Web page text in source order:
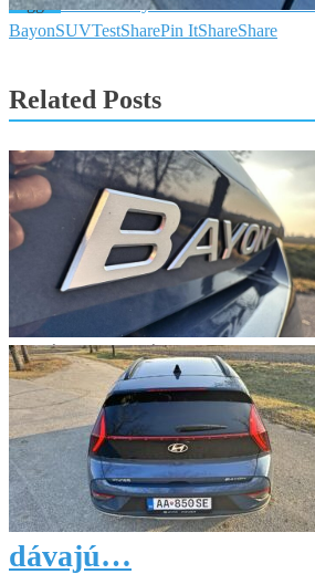
Tagged Automat Bayon Crossover
BayonSUVTestSharePin ItShareShare
Related Posts
Hyundai KONA
ktorí sa ešte nechcú
14. mája 202614. mája 2026
Hyundai IONIQ 9
reklamu na ticho dnes
dávajú…